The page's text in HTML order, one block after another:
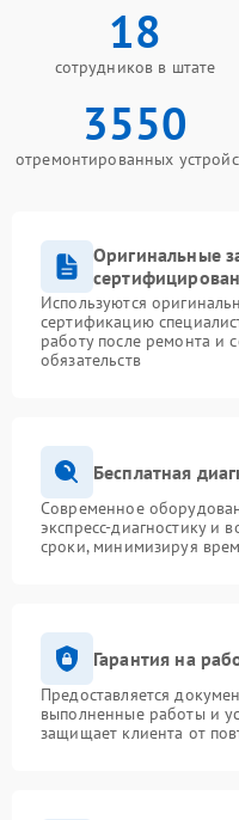
18
сотрудников в штате
3550
отремонтированных
Оригинальные
Используются
сертификацию
работу после ремонта и
обязательств
Бесплатная
Современное
экспресс-диагностику и
сроки, минимизируя
Гарантия на
Предоставляется
выполненные работы и
защищает клиента от